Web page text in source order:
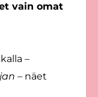
vain omat
–
– näet